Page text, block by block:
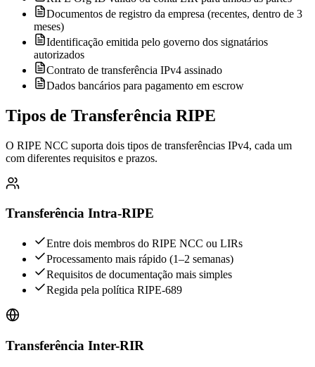
Documentos de registro da empresa (recentes, dentro de 3
meses)
Identificação emitida pelo governo dos signatários
autorizados
Contrato de transferência IPv4 assinado
Dados bancários para pagamento em escrow
Tipos de Transferência RIPE
O RIPE NCC suporta dois tipos de transferências IPv4, cada um
com diferentes requisitos e prazos.
Transferência Intra-RIPE
Entre dois membros do RIPE NCC ou LIRs
Processamento mais rápido (1–2 semanas)
Requisitos de documentação mais simples
Regida pela política RIPE-689
Transferência Inter-RIR